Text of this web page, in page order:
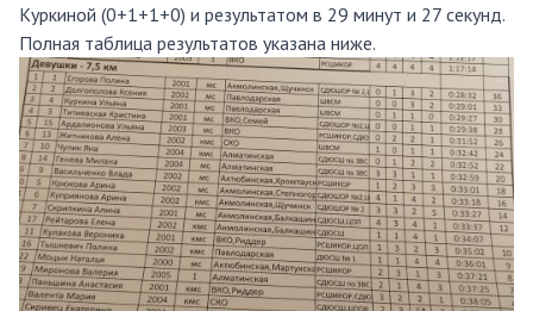
Куркиной (0+1+1+0) и результатом в 29 минут и 27 секунд.
Полная таблица результатов указана ниже.